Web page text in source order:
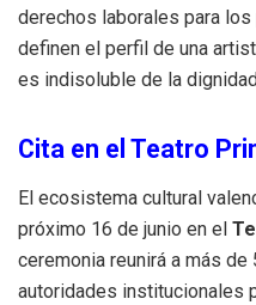
derechos laborales para
definen el perfil de una
es indisoluble de la
Cita en el Teatro
El ecosistema cultural
próximo 16 de junio en el
ceremonia reunirá a más
autoridades institucionales